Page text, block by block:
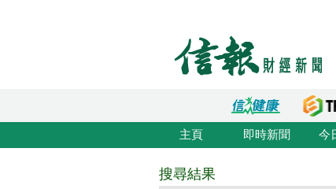
主頁 即時新聞 今
搜尋結果